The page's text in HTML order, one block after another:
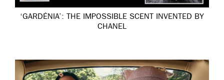
‘GARDÉNIA’: THE IMPOSSIBLE SCENT INVENTED BY
CHANEL